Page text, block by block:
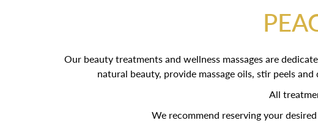
Our beauty treatments and wellness massages are
natural beauty, provide massage oils, stir peels
All
We recommend reserving your